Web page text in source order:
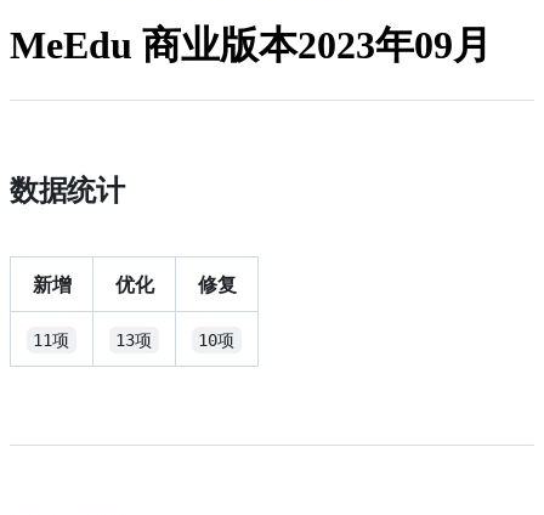
MeEdu 商业版本2023年09月
数据统计
新增 优化 修复
11项 13项 10项